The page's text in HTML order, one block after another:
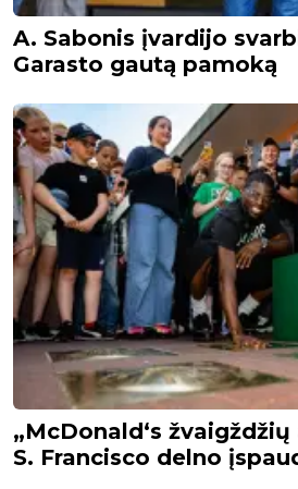
A. Sabonis įvardijo
Garasto gautą pamoką
„McDonald‘s
S. Francisco delno